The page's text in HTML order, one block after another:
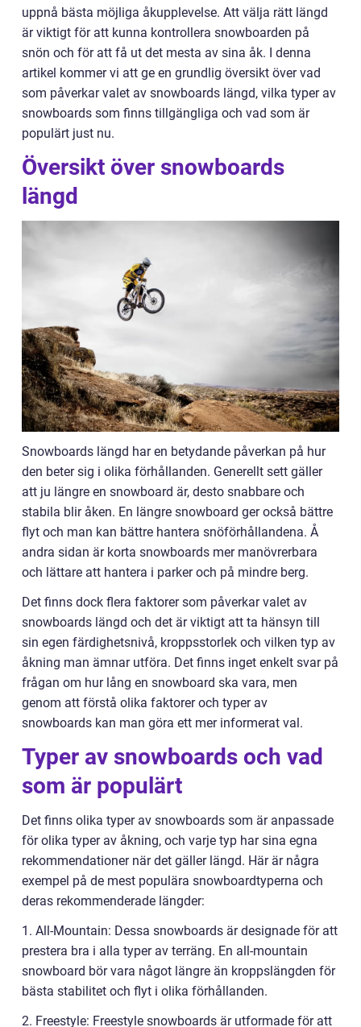
uppnå bästa möjliga åkupplevelse. Att välja rätt längd
är viktigt för att kunna kontrollera snowboarden på
snön och för att få ut det mesta av sina åk. I denna
artikel kommer vi att ge en grundlig översikt över vad
som påverkar valet av snowboards längd, vilka typer av
snowboards som finns tillgängliga och vad som är
populärt just nu.
Översikt över snowboards
längd
Snowboards längd har en betydande påverkan på hur
den beter sig i olika förhållanden. Generellt sett gäller
att ju längre en snowboard är, desto snabbare och
stabila blir åken. En längre snowboard ger också bättre
flyt och man kan bättre hantera snöförhållandena. Å
andra sidan är korta snowboards mer manövrerbara
och lättare att hantera i parker och på mindre berg.
Det finns dock flera faktorer som påverkar valet av
snowboards längd och det är viktigt att ta hänsyn till
sin egen färdighetsnivå, kroppsstorlek och vilken typ av
åkning man ämnar utföra. Det finns inget enkelt svar på
frågan om hur lång en snowboard ska vara, men
genom att förstå olika faktorer och typer av
snowboards kan man göra ett mer informerat val.
Typer av snowboards och vad
som är populärt
Det finns olika typer av snowboards som är anpassade
för olika typer av åkning, och varje typ har sina egna
rekommendationer när det gäller längd. Här är några
exempel på de mest populära snowboardtyperna och
deras rekommenderade längder:
1. All-Mountain: Dessa snowboards är designade för att
prestera bra i alla typer av terräng. En all-mountain
snowboard bör vara något längre än kroppslängden för
bästa stabilitet och flyt i olika förhållanden.
2. Freestyle: Freestyle snowboards är utformade för att